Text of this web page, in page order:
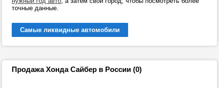
точные данные.
Самые ликвидные автомобили
Продажа Хонда Сайбер в России (0)